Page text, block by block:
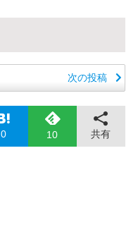
次の投稿
0 10 共有